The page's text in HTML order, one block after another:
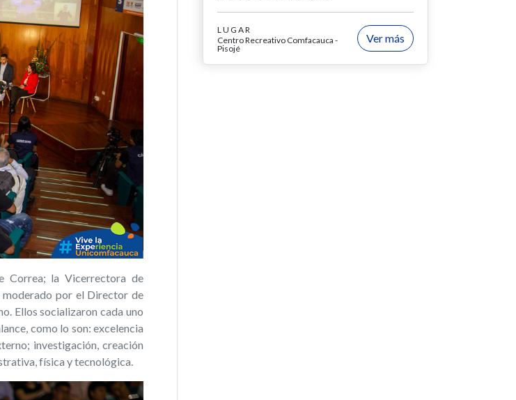
Correa; la Vicerrectora de
moderado por el Director de
Ellos socializaron cada uno
como lo son: excelencia
investigación, creación
física y tecnológica.
LUGAR
Centro Recreativo Comfacauca -
Pisojé
Ver más